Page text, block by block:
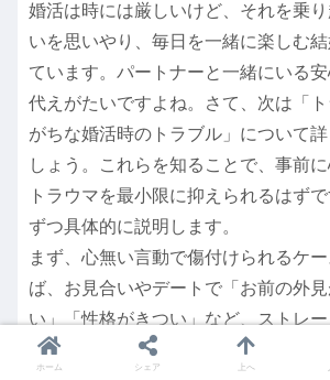
婚活は時には厳しいけど、それを乗
いを思いやり、毎日を一緒に楽しむ
ています。パートナーと一緒にいる
代えがたいですよね。さて、次は「
がちな婚活時のトラブル」について
しょう。これらを知ることで、事前に
トラウマを最小限に抑えられるはず
ずつ具体的に説明します。
まず、心無い言動で傷付けられるケー
ば、お見合いやデートで「お前の外
い」「性格がきつい」など、ストレ
な言葉を投げかけられることがあり
ホーム シェア 上へ